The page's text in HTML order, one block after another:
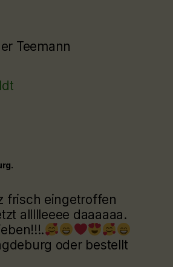
Teemann
frisch eingetroffen
allllleeee daaaaaa.
oder bestellt